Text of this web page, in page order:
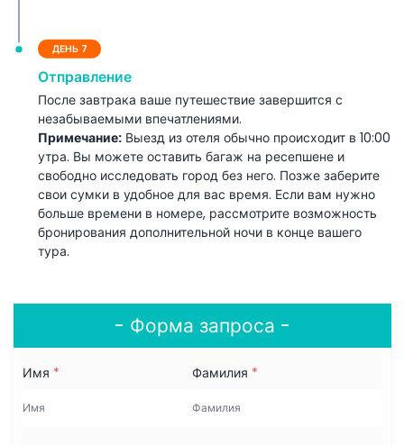
ДЕНЬ 7
Отправление
После завтрака ваше путешествие завершится с
незабываемыми впечатлениями.
Примечание: Выезд из отеля обычно происходит в 10:00
утра. Вы можете оставить багаж на ресепшене и
свободно исследовать город без него. Позже заберите
свои сумки в удобное для вас время. Если вам нужно
больше времени в номере, рассмотрите возможность
бронирования дополнительной ночи в конце вашего
тура.
- Форма запроса -
Имя * Фамилия *